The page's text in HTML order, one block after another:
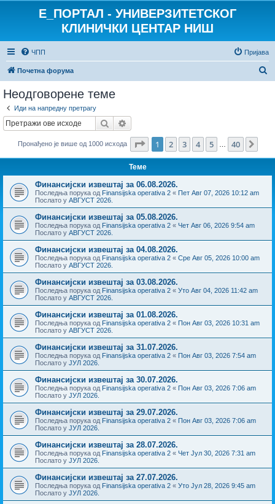
E_ПОРТАЛ - УНИВЕРЗИТЕТСКОГ
КЛИНИЧКИ ЦЕНТАР НИШ
ЧПП Пријава
Почетна форума
г
Неодговорене теме
Иди на напредну претрагу
Претрага
Пронађено је више од 1000 исхода Страница од 40
1 2 3 4 5 40
Теме
Финансијски извештај за 06.08.2026.
Последња порука од Finansijska operativa 2 « Пет Авг 07, 2026 10:12 am
Послато у АВГУСТ 2026.
Финансијски извештај за 05.08.2026.
Последња порука од Finansijska operativa 2 « Чет Авг 06, 2026 9:54 am
Послато у АВГУСТ 2026.
Финансијски извештај за 04.08.2026.
Последња порука од Finansijska operativa 2 « Сре Авг 05, 2026 10:00 am
Послато у АВГУСТ 2026.
Финансијски извештај за 03.08.2026.
Последња порука од Finansijska operativa 2 « Уто Авг 04, 2026 11:42 am
Послато у АВГУСТ 2026.
Финансијски извештај за 01.08.2026.
Последња порука од Finansijska operativa 2 « Пон Авг 03, 2026 10:31 am
Послато у АВГУСТ 2026.
Финансијски извештај за 31.07.2026.
Последња порука од Finansijska operativa 2 « Пон Авг 03, 2026 7:54 am
Послато у ЈУЛ 2026.
Финансијски извештај за 30.07.2026.
Последња порука од Finansijska operativa 2 « Пон Авг 03, 2026 7:06 am
Послато у ЈУЛ 2026.
Финансијски извештај за 29.07.2026.
Последња порука од Finansijska operativa 2 « Пон Авг 03, 2026 7:06 am
Послато у ЈУЛ 2026.
Финансијски извештај за 28.07.2026.
Последња порука од Finansijska operativa 2 « Чет Јул 30, 2026 7:31 am
Послато у ЈУЛ 2026.
Финансијски извештај за 27.07.2026.
Последња порука од Finansijska operativa 2 « Уто Јул 28, 2026 9:45 am
Послато у ЈУЛ 2026.